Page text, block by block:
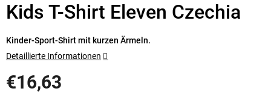
Kids T-Shirt Eleven Czechia
€16,63
Kinder-Sport-Shirt mit kurzen Ärmeln.
Detaillierte Informationen